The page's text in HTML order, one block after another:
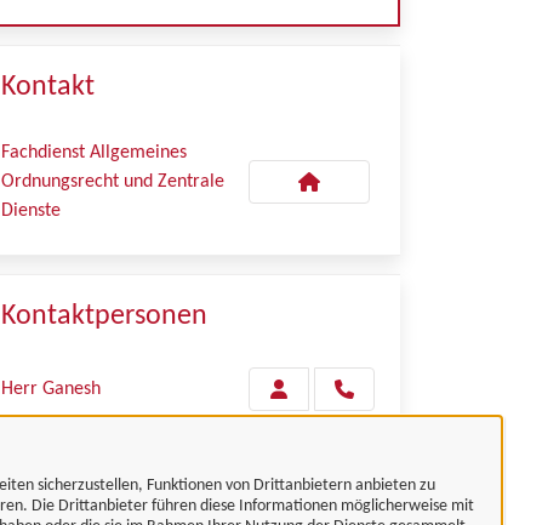
sicherzustellen, Funktionen von Drittanbietern anbieten zu
Die Drittanbieter führen diese Informationen möglicherweise mit
Kontakt
Fachdienst Allgemeines
Ordnungsrecht und Zentrale
Dienste
Kontaktpersonen
Herr Ganesh
Teamleitung
Herr Sindram